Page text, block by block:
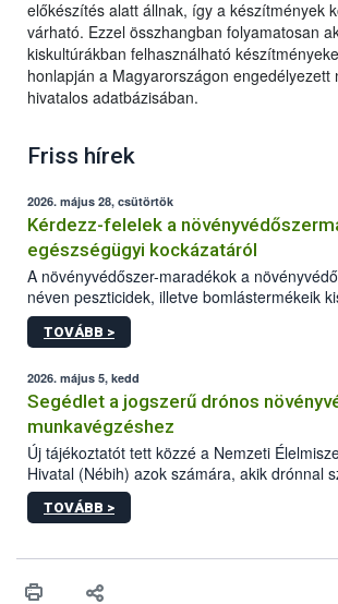
előkészítés alatt állnak, így a készítmények
várható. Ezzel összhangban folyamatosan
kiskultúrákban felhasználható
honlapján a Magyarországon engedélyezett
hivatalos adatbázisában.
Friss hírek
2026. május 28, csütörtök
Kérdezz-felelek a
egészségügyi kockázatáról
A növényvédőszer-maradékok a
néven peszticidek, illetve bomlástermékeik
melyek a terményekben vagy azok felületén
szüretelést, illetve tárolást követően is
mennyiségének esetenként a kezelt
lennie. Nem minden élelmiszer tartalmaz
Azokban az élelmiszerekben is, melyekben
általában csak nagyon kis mennyiségben
jelenthetnek kockázatot a fogyasztó
TOVÁBB >
2026. május 5, kedd
Segédlet a jogszerű drónos
munkavégzéshez
Új tájékoztatót tett közzé a Nemzeti
Hivatal (Nébih) azok számára, akik drónnal
növényvédelmi vagy tápanyag-gazdálkodási
végezni Magyarországon. Az összefoglaló
műszaki és hatósági feltételek.
TOVÁBB >